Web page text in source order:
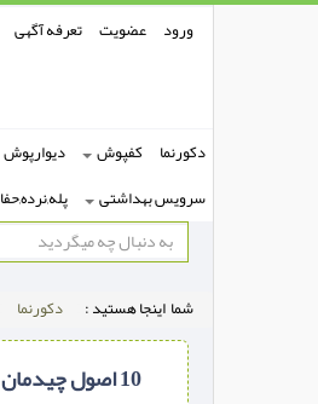
ورود عضویت تعرفه آگهی
دکورنما کفپوش دیوارپوش
سرویس بهداشتی
شما اینجا هستید : دکورنما
10 اصول چیدمان دکوراسیون خانه های کوچک